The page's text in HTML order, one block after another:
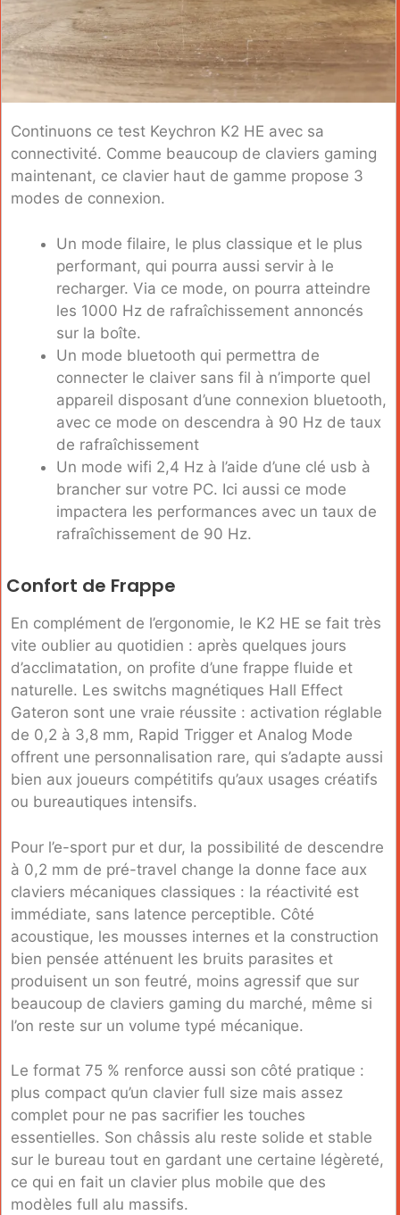
Continuons ce test Keychron K2 HE avec sa
connectivité. Comme beaucoup de claviers gaming
maintenant, ce clavier haut de gamme propose 3
modes de connexion.
Un mode filaire, le plus classique et le plus
performant, qui pourra aussi servir à le
recharger. Via ce mode, on pourra atteindre
les 1000 Hz de rafraîchissement annoncés
sur la boîte.
Un mode bluetooth qui permettra de
connecter le claiver sans fil à n’importe quel
appareil disposant d’une connexion bluetooth,
avec ce mode on descendra à 90 Hz de taux
de rafraîchissement
Un mode wifi 2,4 Hz à l’aide d’une clé usb à
brancher sur votre PC. Ici aussi ce mode
impactera les performances avec un taux de
rafraîchissement de 90 Hz.
Confort de Frappe
En complément de l’ergonomie, le K2 HE se fait très
vite oublier au quotidien : après quelques jours
d’acclimatation, on profite d’une frappe fluide et
naturelle. Les switchs magnétiques Hall Effect
Gateron sont une vraie réussite : activation réglable
de 0,2 à 3,8 mm, Rapid Trigger et Analog Mode
offrent une personnalisation rare, qui s’adapte aussi
bien aux joueurs compétitifs qu’aux usages créatifs
ou bureautiques intensifs.
Pour l’e-sport pur et dur, la possibilité de descendre
à 0,2 mm de pré-travel change la donne face aux
claviers mécaniques classiques : la réactivité est
immédiate, sans latence perceptible. Côté
acoustique, les mousses internes et la construction
bien pensée atténuent les bruits parasites et
produisent un son feutré, moins agressif que sur
beaucoup de claviers gaming du marché, même si
l’on reste sur un volume typé mécanique.
Le format 75 % renforce aussi son côté pratique :
plus compact qu’un clavier full size mais assez
complet pour ne pas sacrifier les touches
essentielles. Son châssis alu reste solide et stable
sur le bureau tout en gardant une certaine légèreté,
ce qui en fait un clavier plus mobile que des
modèles full alu massifs.